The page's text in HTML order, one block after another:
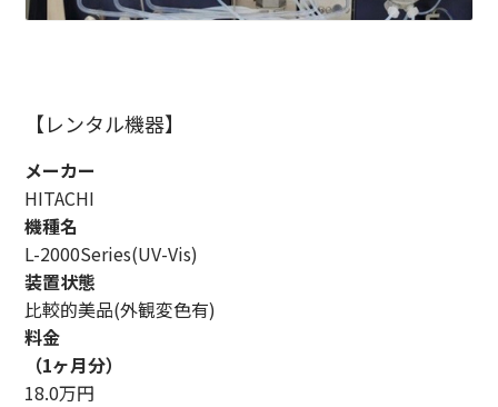
【レンタル機器】
メーカー
HITACHI
機種名
L-2000Series(UV-Vis)
装置状態
比較的美品(外観変色有)
料金
（1ヶ月分）
18.0万円